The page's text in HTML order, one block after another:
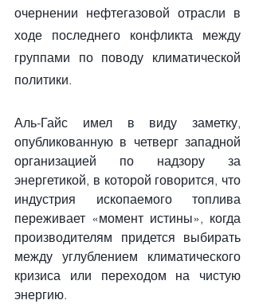
очернении нефтегазовой отрасли в
ходе последнего конфликта между
группами по поводу климатической
политики.
Аль-Гайс имел в виду заметку,
опубликованную в четверг западной
организацией по надзору за
энергетикой, в которой говорится, что
индустрия ископаемого топлива
переживает «момент истины», когда
производителям придется выбирать
между углублением климатического
кризиса или переходом на чистую
энергию.